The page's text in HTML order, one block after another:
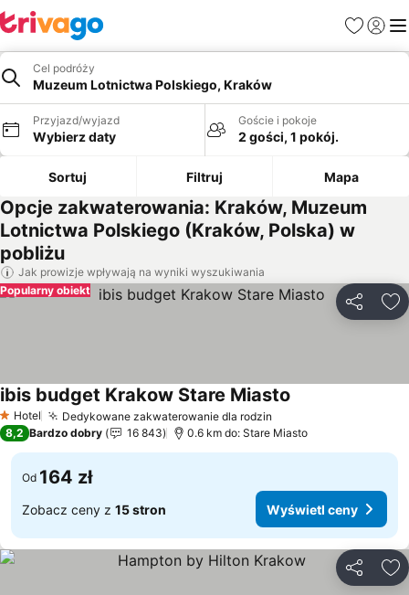
Ulubione
Cel podróży
Muzeum Lotnictwa Polskiego, Kraków
Przyjazd/wyjazd
Wybierz daty
Goście i pokoje
2 gości, 1 pokój.
Sortuj Filtruj Mapa
Opcje zakwaterowania: Kraków, Muzeum
Lotnictwa Polskiego (Kraków, Polska) w
pobliżu
Jak prowizje wpływają na wyniki wyszukiwania
Popularny obiekt
1 Kategoria
Hotel Dedykowane zakwaterowanie dla rodzin
ibis budget Krakow Stare Miasto
8,2 Bardzo dobry 16 843 0.6 km do: Stare Miasto
Od 164 zł
Zobacz ceny z 15 stron Wyświetl ceny